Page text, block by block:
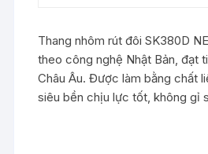
Thang nhôm rút đôi SK380D
theo công nghệ Nhật Bản, đạt
Châu Âu. Được làm bằng chất
siêu bền chịu lực tốt, không gỉ